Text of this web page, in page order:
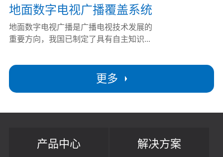
更多
地面数字电视广播覆盖系统
地面数字电视广播是广播电视技术发展的
重要方向，我国已制定了具有自主知识...
产品中心 解决方案